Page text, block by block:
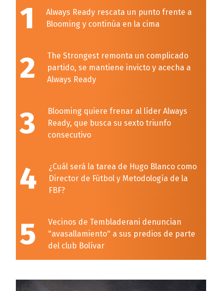
1
Always Ready rescata un punto frente a
Blooming y continúa en la cima
2
The Strongest remonta un complicado
partido, se mantiene invicto y acecha a
Always Ready
3
Blooming quiere frenar al líder Always
Ready, que busca su sexto triunfo
consecutivo
4
¿Cuál será la tarea de Hugo Blanco como
Director de Fútbol y Metodología de la
FBF?
5
Vecinos de Tembladerani denuncian
"avasallamiento" a sus predios de parte
del club Bolívar